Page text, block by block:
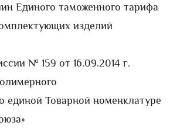
Единого таможенного тарифа
изделий
№ 159 от 16.09.2014 г.
единой Товарной номенклатуре